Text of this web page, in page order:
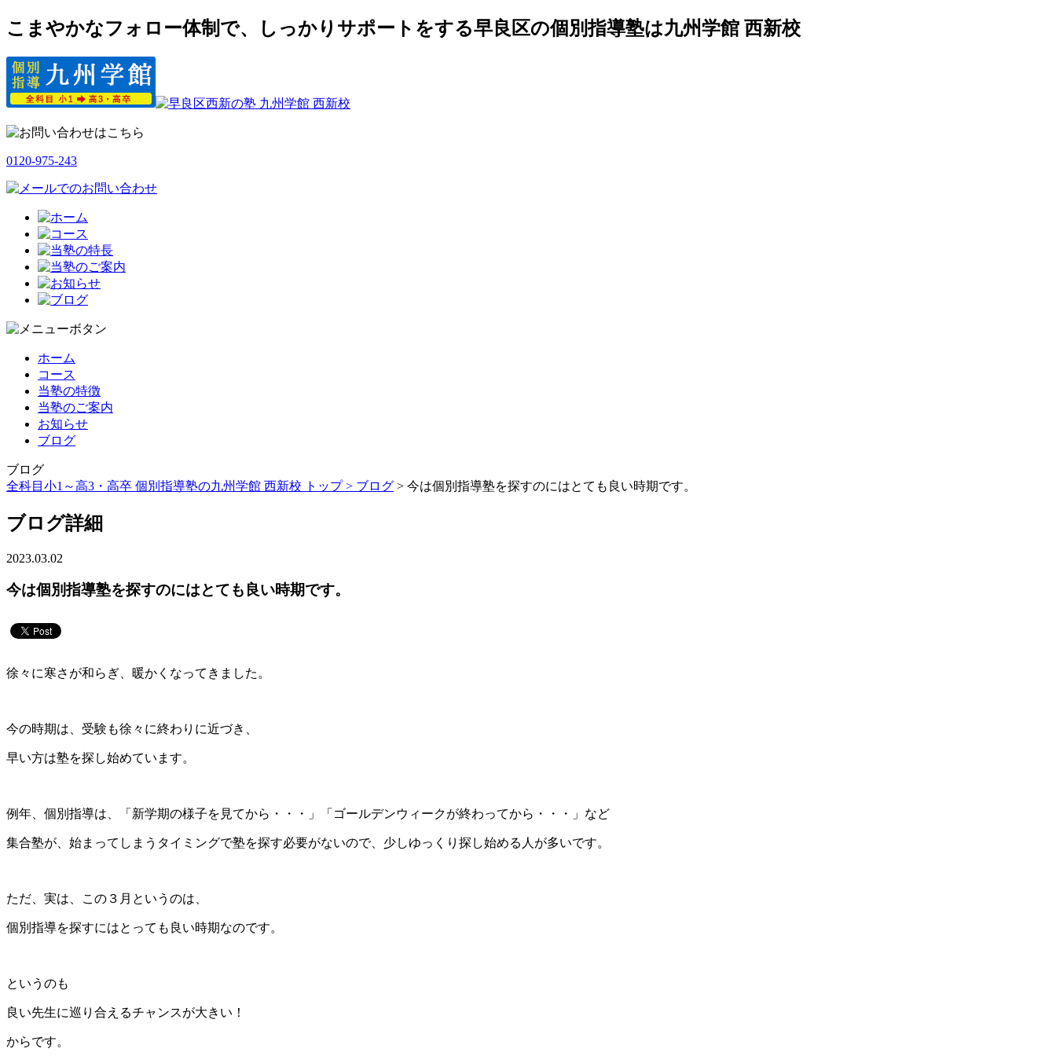
こまやかなフォロー体制で、しっかりサポートをする早良区の個別指導塾は九州学館 西新校
0120-975-243
ホーム
コース
当塾の特徴
当塾のご案内
お知らせ
ブログ
ブログ
全科目小1～高3・高卒 個別指導塾の九州学館 西新校 トップ > ブログ > 今は個別指導塾を探すのにはとても良い時期です。
ブログ詳細
2023.03.02
今は個別指導塾を探すのにはとても良い時期です。
徐々に寒さが和らぎ、暖かくなってきました。
今の時期は、受験も徐々に終わりに近づき、
早い方は塾を探し始めています。
例年、個別指導は、「新学期の様子を見てから・・・」「ゴールデンウィークが終わってから・・・」など
集合塾が、始まってしまうタイミングで塾を探す必要がないので、少しゆっくり探し始める人が多いです。
ただ、実は、この３月というのは、
個別指導を探すにはとっても良い時期なのです。
というのも
良い先生に巡り合えるチャンスが大きい！
からです。